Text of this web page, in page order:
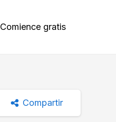
Comience gratis
Compartir